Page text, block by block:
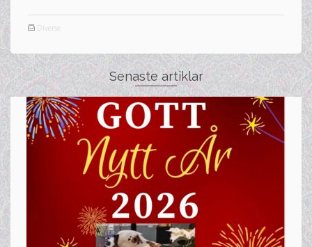
Diverse
Senaste artiklar